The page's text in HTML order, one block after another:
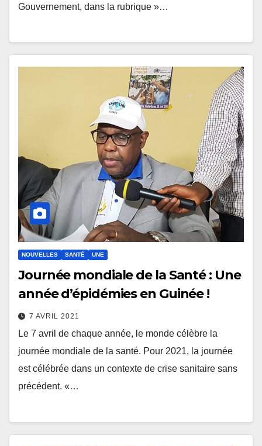
Gouvernement, dans la rubrique »…
NOUVELLES SANTÉ UNE
Journée mondiale de la Santé : Une
année d’épidémies en Guinée !
7 AVRIL 2021
Le 7 avril de chaque année, le monde célèbre la
journée mondiale de la santé. Pour 2021, la journée
est célébrée dans un contexte de crise sanitaire sans
précédent. «…